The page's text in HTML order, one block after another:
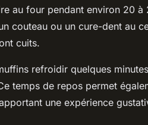
au four pendant environ 20
couteau ou un cure-dent au
cuits.
refroidir quelques
temps de repos permet
une expérience